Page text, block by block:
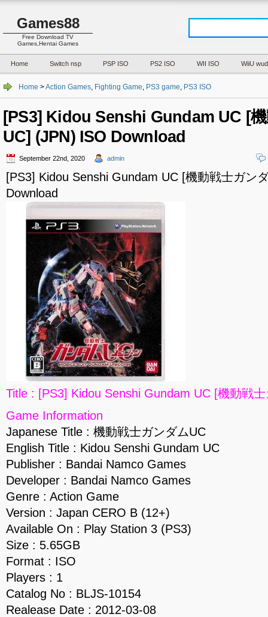
Games88
Free Download TV
Games,Hentai Games
Home Switch nsp PSP ISO PS2 ISO WII ISO WiiU wud
Home >Action Games, Fighting Game, PS3 game, PS3 ISO
[PS3] Kidou Senshi Gundam UC [
UC] (JPN) ISO Download
September 22nd, 2020 admin
[PS3] Kidou Senshi Gundam UC [機動戦士ガン
Download
Title : [PS3] Kidou Senshi Gundam UC [機動戦
Game Information
Japanese Title : 機動戦士ガンダムUC
English Title : Kidou Senshi Gundam UC
Publisher : Bandai Namco Games
Developer : Bandai Namco Games
Genre : Action Game
Version : Japan CERO B (12+)
Available On : Play Station 3 (PS3)
Size : 5.65GB
Format : ISO
Players : 1
Catalog No : BLJS-10154
Realease Date : 2012-03-08